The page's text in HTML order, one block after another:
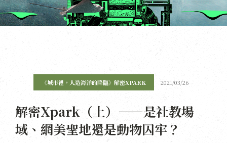
《城市裡，人造海洋的降臨》解密XPARK 2021/03/26
解密Xpark（上）——是社教場
域、網美聖地還是動物囚牢？